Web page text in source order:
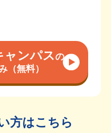
ンパスの
（無料）
方はこちら